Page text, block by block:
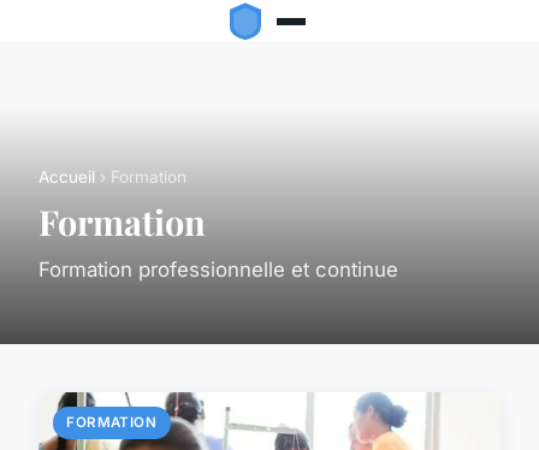
Accueil › Formation
Formation
Formation professionnelle et continue
FORMATION